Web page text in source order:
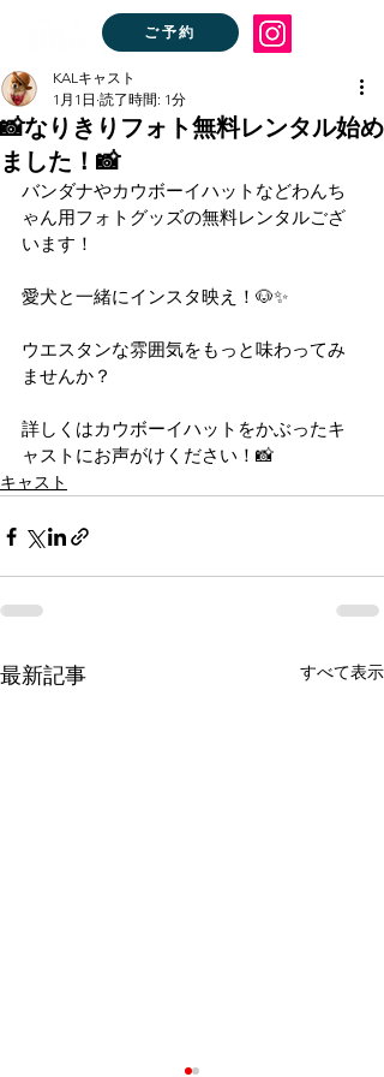
ご予約
📸なりきりフォト無料レンタル始め
ました！📸
KALキャスト
1月1日 読了時間: 1分
バンダナやカウボーイハットなどわんち
ゃん用フォトグッズの無料レンタルござ
います！
愛犬と一緒にインスタ映え！🐶✨
ウエスタンな雰囲気をもっと味わってみ
ませんか？
詳しくはカウボーイハットをかぶったキ
ャストにお声がけください！📸
キャスト
最新記事 すべて表示